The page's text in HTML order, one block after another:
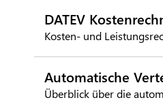
DATEV
Kosten- und
Automatische
Überblick über die